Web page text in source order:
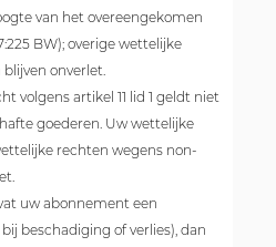
van het overeengekomen
BW); overige wettelijke
onverlet.
volgens artikel 11 lid 1 geldt niet
goederen. Uw wettelijke
rechten wegens non-
uw abonnement een
beschadiging of verlies), dan